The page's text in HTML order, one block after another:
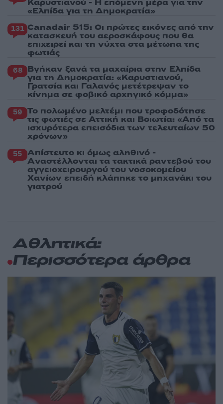
Καρυστιανού - Η επόμενη μέρα για την
«Ελπίδα για τη Δημοκρατία»
131 Canadair 515: Οι πρώτες εικόνες από την
κατασκευή του αεροσκάφους που θα
επιχειρεί και τη νύχτα στα μέτωπα της
φωτιάς
68 Βγήκαν ξανά τα μαχαίρια στην Ελπίδα
για τη Δημοκρατία: «Καρυστιανού,
Γρατσία και Γαλανός μετέτρεψαν το
κίνημα σε φοβικό αρχηγικό κόμμα»
59 Το πολωμένο μελτέμι που τροφοδότησε
τις φωτιές σε Αττική και Βοιωτία: «Από τα
ισχυρότερα επεισόδια των τελευταίων 50
χρόνων»
55 Απίστευτο κι όμως αληθινό -
Aναστέλλονται τα τακτικά ραντεβού του
αγγειοχειρουργού του νοσοκομείου
Χανίων επειδή κλάπηκε το μηχανάκι του
γιατρού
Αθλητικά:
Περισσότερα άρθρα